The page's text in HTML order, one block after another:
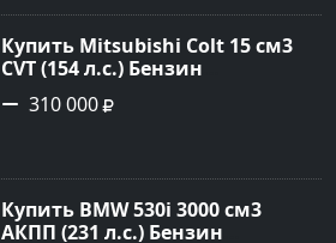
Купить Mitsubishi Colt 15 см3
CVT (154 л.с.) Бензин
турбонаддув в Краснодар:
цвет Чёрный металик Хетчбэк
сайте Авторынок23
310 000
Купить BMW 530i 3000 см3
АКПП (231 л.с.) Бензин